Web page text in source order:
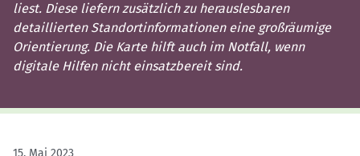
liest. Diese liefern zusätzlich zu herauslesbaren
detaillierten Standortinformationen eine großräumige
Orientierung. Die Karte hilft auch im Notfall, wenn
digitale Hilfen nicht einsatzbereit sind.